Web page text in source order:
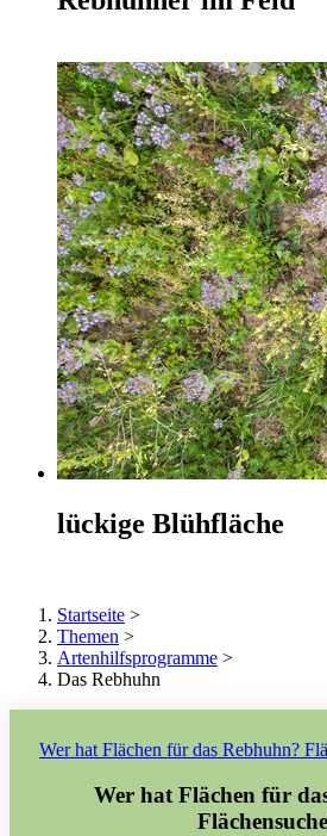
lückige Blühfläche
Startseite >
Themen >
Artenhilfsprogramme >
Das Rebhuhn
Wer hat Flächen für das Rebhuhn?
Wer hat Flächen für